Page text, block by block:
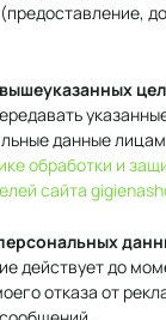
данные
обработки и
сайта
действует до
отказа от